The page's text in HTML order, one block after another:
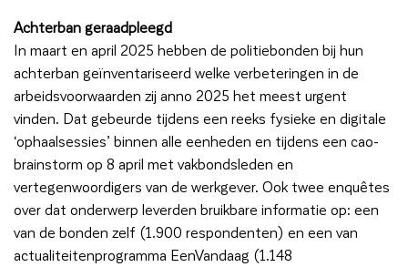
Achterban geraadpleegd
In maart en april 2025 hebben de politiebonden bij hun
achterban geïnventariseerd welke verbeteringen in de
arbeidsvoorwaarden zij anno 2025 het meest urgent
vinden. Dat gebeurde tijdens een reeks fysieke en digitale
‘ophaalsessies’ binnen alle eenheden en tijdens een cao-
brainstorm op 8 april met vakbondsleden en
vertegenwoordigers van de werkgever. Ook twee enquêtes
over dat onderwerp leverden bruikbare informatie op: een
van de bonden zelf (1.900 respondenten) en een van
actualiteitenprogramma EenVandaag (1.148